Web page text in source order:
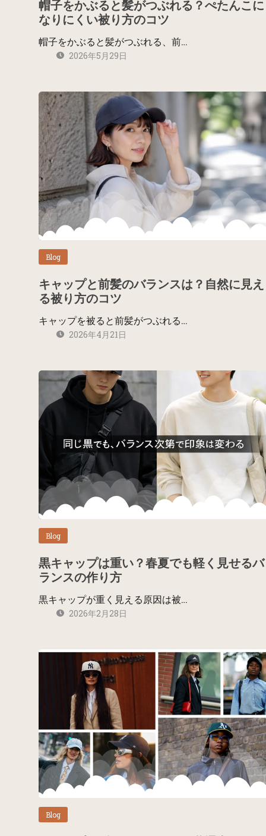
帽子をかぶると髪がつぶれる？ぺたんこに
なりにくい被り方のコツ
帽子をかぶると髪がつぶれる、前…
2026年5月29日
Blog
キャップと前髪のバランスは？自然に見え
る被り方のコツ
キャップを被ると前髪がつぶれる…
2026年4月21日
Blog
黒キャップは重い？春夏でも軽く見せるバ
ランスの作り方
黒キャップが重く見える原因は被…
2026年2月28日
Blog